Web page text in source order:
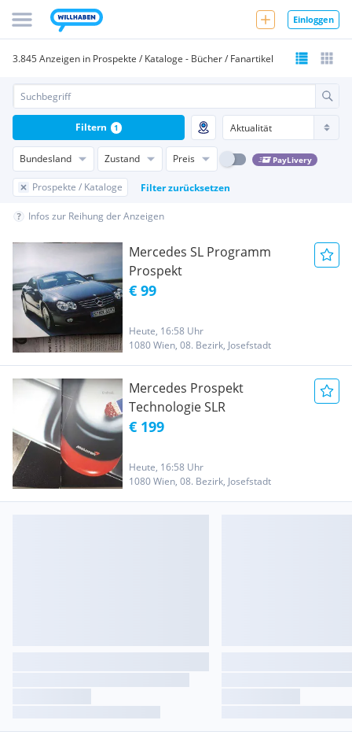
Einloggen
3.845 Anzeigen in Prospekte / Kataloge - Bücher / Fanartikel
Bundesland Zustand Preis PayLivery
Prospekte / Kataloge Filter zurücksetzen
Filtern 1
Infos zur Reihung der Anzeigen
Mercedes SL Programm
Prospekt
€ 99
Heute, 16:58 Uhr
1080 Wien, 08. Bezirk, Josefstadt
Mercedes Prospekt
Technologie SLR
€ 199
Heute, 16:58 Uhr
1080 Wien, 08. Bezirk, Josefstadt